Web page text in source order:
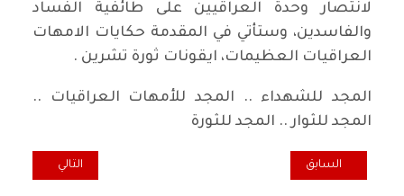
لانتصار وحدة العراقيين على طائفية الفساد
والفاسدين، وستأتي في المقدمة حكايات الامهات
العراقيات العظيمات، ايقونات ثورة تشرين .
المجد للشهداء .. المجد للأمهات العراقيات ..
المجد للثوار .. المجد للثورة
المقال السابق: من يمثل العراق...(2)
السابق المقال التالي:
التالي